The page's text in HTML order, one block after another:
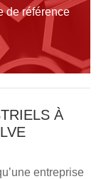
de référence
À
entreprise